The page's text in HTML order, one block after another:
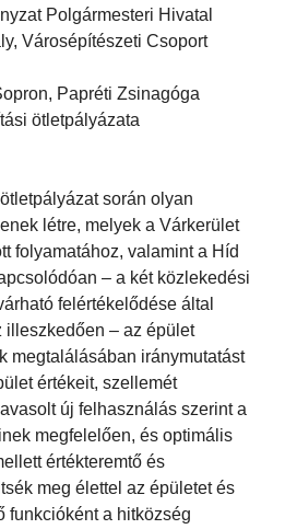
Polgármesteri Hivatal
Városépítészeti Csoport
Papréti Zsinagóga
ötletpályázata
során olyan
létre, melyek a Várkerület
folyamatához, valamint a Híd
– a két közlekedési
felértékelődése által
illeszkedően – az épület
megtalálásában iránymutatást
értékeit, szellemét
új felhasználás szerint a
megfelelően, és optimális
értékteremtő és
meg élettel az épületet és
funkcióként a hitközség